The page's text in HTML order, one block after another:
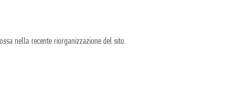
nella recente riorganizzazione del sito.